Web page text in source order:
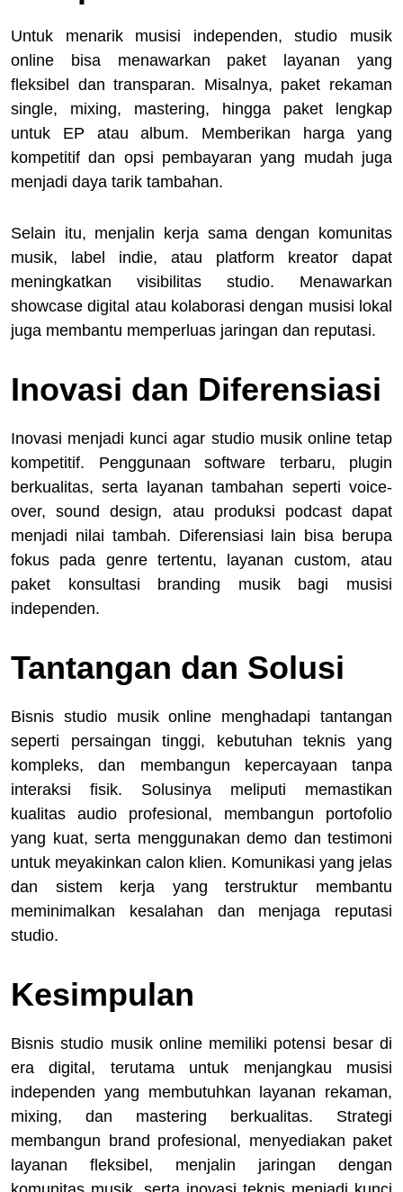
Untuk menarik musisi independen, studio musik
online bisa menawarkan paket layanan yang
fleksibel dan transparan. Misalnya, paket rekaman
single, mixing, mastering, hingga paket lengkap
untuk EP atau album. Memberikan harga yang
kompetitif dan opsi pembayaran yang mudah juga
menjadi daya tarik tambahan.
Selain itu, menjalin kerja sama dengan komunitas
musik, label indie, atau platform kreator dapat
meningkatkan visibilitas studio. Menawarkan
showcase digital atau kolaborasi dengan musisi lokal
juga membantu memperluas jaringan dan reputasi.
Inovasi dan Diferensiasi
Inovasi menjadi kunci agar studio musik online tetap
kompetitif. Penggunaan software terbaru, plugin
berkualitas, serta layanan tambahan seperti voice-
over, sound design, atau produksi podcast dapat
menjadi nilai tambah. Diferensiasi lain bisa berupa
fokus pada genre tertentu, layanan custom, atau
paket konsultasi branding musik bagi musisi
independen.
Tantangan dan Solusi
Bisnis studio musik online menghadapi tantangan
seperti persaingan tinggi, kebutuhan teknis yang
kompleks, dan membangun kepercayaan tanpa
interaksi fisik. Solusinya meliputi memastikan
kualitas audio profesional, membangun portofolio
yang kuat, serta menggunakan demo dan testimoni
untuk meyakinkan calon klien. Komunikasi yang jelas
dan sistem kerja yang terstruktur membantu
meminimalkan kesalahan dan menjaga reputasi
studio.
Kesimpulan
Bisnis studio musik online memiliki potensi besar di
era digital, terutama untuk menjangkau musisi
independen yang membutuhkan layanan rekaman,
mixing, dan mastering berkualitas. Strategi
membangun brand profesional, menyediakan paket
layanan fleksibel, menjalin jaringan dengan